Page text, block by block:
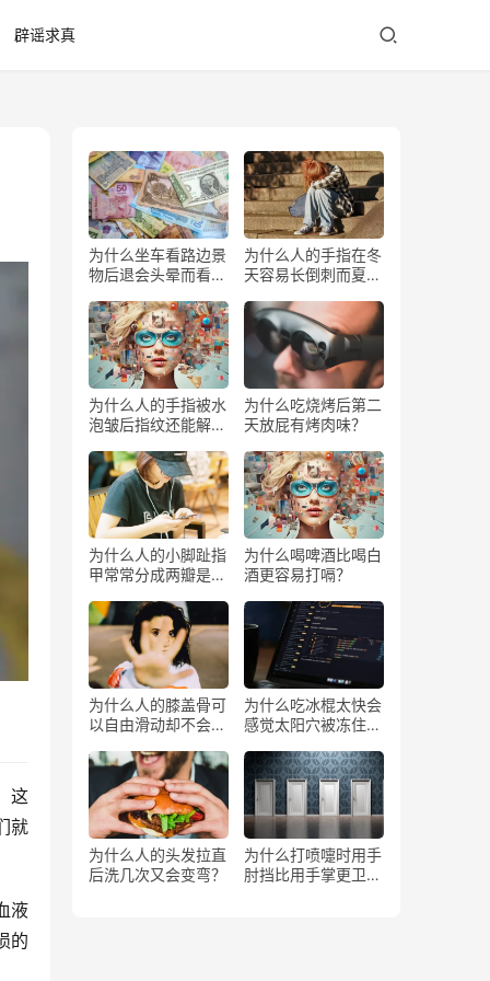
辟谣求真
这
就
液
的
为什么坐车看路边景
物后退会头晕而看前
为什么人的手指在冬
天容易长倒刺而夏天
为什么人的手指被水
泡皱后指纹还能解锁
为什么吃烧烤后第二
天放屁有烤肉味？
为什么人的小脚趾指
甲常常分成两瓣是返
为什么喝啤酒比喝白
酒更容易打嗝？
为什么人的膝盖骨可
以自由滑动却不会掉
为什么吃冰棍太快会
感觉太阳穴被冻住了
为什么人的头发拉直
后洗几次又会变弯？
为什么打喷嚏时用手
肘挡比用手掌更卫